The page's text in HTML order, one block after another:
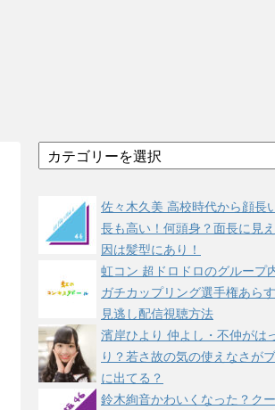
テ
佐々木久美 高校時代から顔長
長も高い！何頭身？面長に見
因は髪型にあり！
虹コン 超ドロドロのグループ
ガチカップリング選手権あら
見逃し配信視聴方法
濱岸ひより 仲よし・不仲がは
り？若さ故の気の使えなさが
に出てる？
鈴木絢音かわいくなった？ク